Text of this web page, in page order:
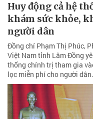
Huy động cả hệ
khám sức khỏe,
người dân
Đồng chí Phạm Thị Phúc,
Việt Nam tỉnh Lâm Đồng
thống chính trị tham gia
lọc miễn phí cho người dân.